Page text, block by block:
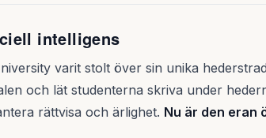
intelligens
varit stolt över sin unika
och lät studenterna skriva under
rättvisa och ärlighet. Nu är den eran